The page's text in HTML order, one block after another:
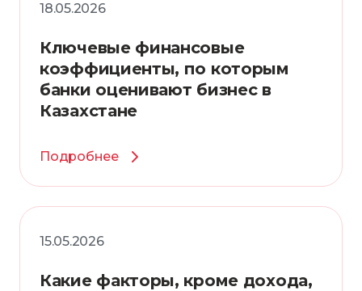
18.05.2026
Ключевые финансовые
коэффициенты, по которым
банки оценивают бизнес в
Казахстане
Подробнее
15.05.2026
Какие факторы, кроме дохода,